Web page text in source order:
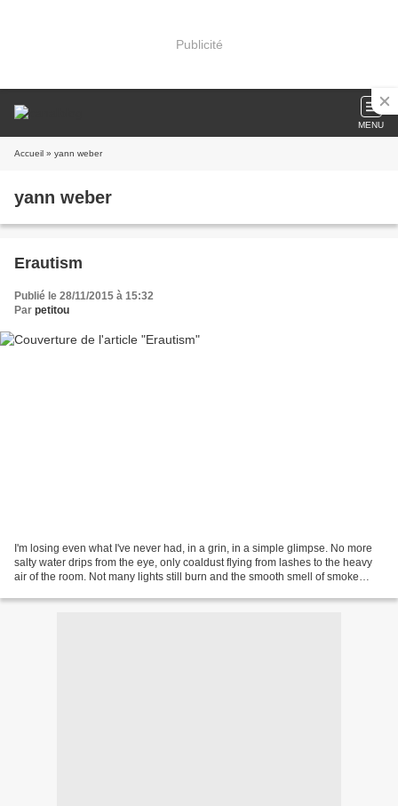
Publicité
MENU
Accueil » yann weber
yann weber
Erautism
Publié le 28/11/2015 à 15:32
Par petitou
I'm losing even what I've never had, in a grin, in a simple glimpse. No more
salty water drips from the eye, only coaldust flying from lashes to the heavy
air of the room. Not many lights still burn and the smooth smell of smoke